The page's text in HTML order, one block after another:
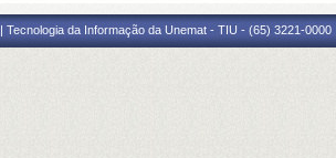
Tecnologia da Informação da Unemat - TIU - (65) 3221-